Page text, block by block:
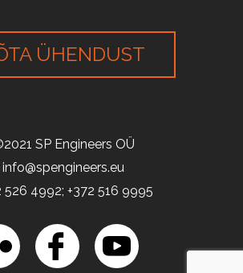
ÜHENDUST
SP Engineers OÜ
info@spengineers.eu
526 4992; +372 516 9995